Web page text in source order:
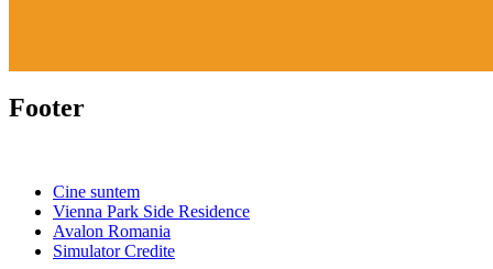
Footer
Cine suntem
Vienna Park Side Residence
Avalon Romania
Simulator Credite